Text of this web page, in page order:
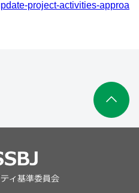
project-activities-approa